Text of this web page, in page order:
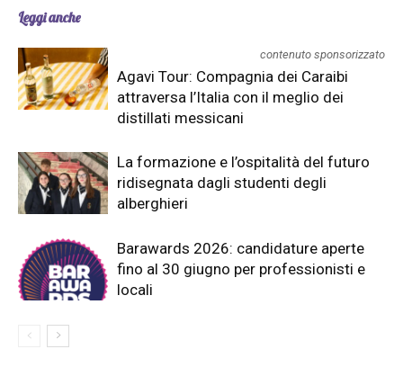
Leggi anche
contenuto sponsorizzato
Agavi Tour: Compagnia dei Caraibi
attraversa l’Italia con il meglio dei
distillati messicani
La formazione e l’ospitalità del futuro
ridisegnata dagli studenti degli
alberghieri
Barawards 2026: candidature aperte
fino al 30 giugno per professionisti e
locali